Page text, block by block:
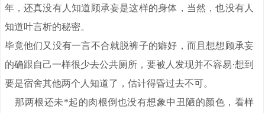
年，还真没有人知道顾承妄是这样的身体，当然，也没有人
知道叶言析的秘密。
毕竟他们又没有一言不合就脱裤子的癖好，而且想想顾承妄
的确跟自己一样很少去公共厕所，要被人发现并不容易·想到
要是宿舍其他两个人知道了，估计得昏过去不可。
那两根还未*起的肉根倒也没有想象中丑陋的颜色，看样